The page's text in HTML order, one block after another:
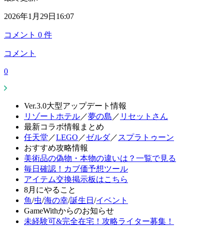
2026年1月29日16:07
コメント 0 件
コメント
0
Ver.3.0大型アップデート情報
リゾートホテル／夢の島 ／ リセットさん
最新コラボ情報まとめ
任天堂 ／LEGO ／ゼルダ／ スプラトゥーン
おすすめ攻略情報
美術品の偽物・本物の違いは？一覧で見る
毎日確認！カブ価予想ツール
アイテム交換掲示板はこちら
8月にやること
魚/虫/海の幸/誕生日 /イベント
GameWithからのお知らせ
未経験可&完全在宅！攻略ライター募集！